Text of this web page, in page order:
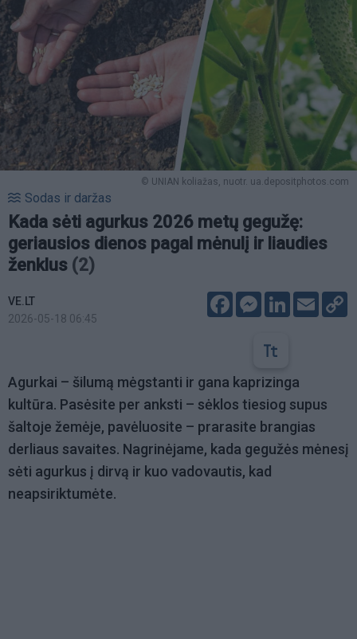
© UNIAN koliažas, nuotr. ua.depositphotos.com
Sodas ir daržas
Kada sėti agurkus 2026 metų gegužę:
geriausios dienos pagal mėnulį ir liaudies
ženklus (2)
VE.LT
2026-05-18 06:45
FacebookMessenger
LinkedIn
Email
Agurkai – šilumą mėgstanti ir gana kaprizinga
kultūra. Pasėsite per anksti – sėklos tiesiog supus
šaltoje žemėje, pavėluosite – prarasite brangias
derliaus savaites. Nagrinėjame, kada gegužės mėnesį
sėti agurkus į dirvą ir kuo vadovautis, kad
neapsiriktumėte.